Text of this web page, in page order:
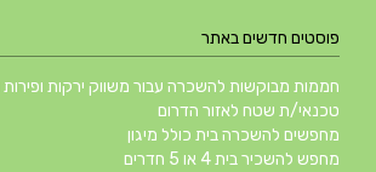
פוסטים חדשים באתר
חממות מבוקשות להשכרה עבור משווק ירקות ופירות
טכנאי/ת שטח לאזור הדרום
מחפשים להשכרה בית כולל מיגון
מחפש להשכיר בית 4 או 5 חדרים